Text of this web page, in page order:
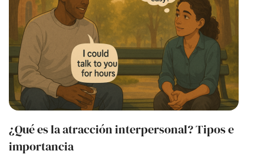
¿Qué es la atracción interpersonal? Tipos e
importancia